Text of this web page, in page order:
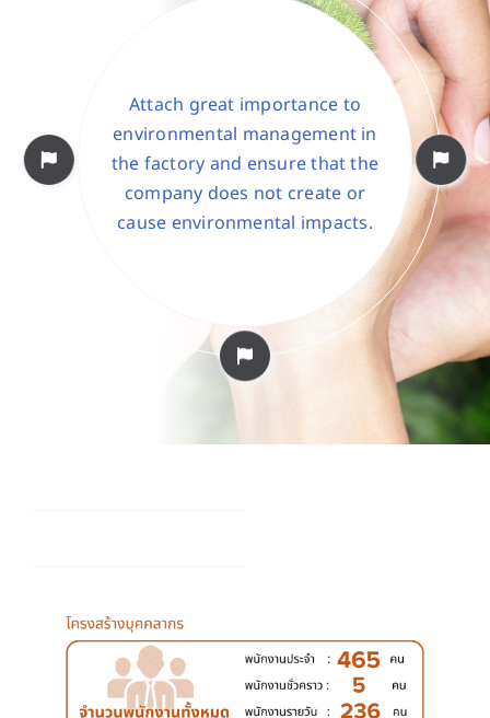
Attach great importance to
environmental management in
the factory and ensure that the
company does not create or
cause environmental impacts.